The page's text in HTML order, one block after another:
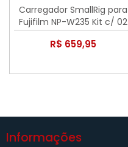
Carregador SmallRig para
Fujifilm NP-W235 Kit c/ 02
baterias
R$ 659,95
Informações